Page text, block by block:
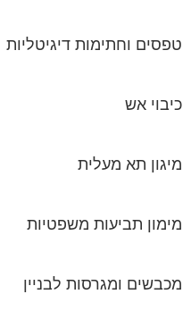
טפסים וחתימות דיגיטליות
כיבוי אש
מיגון תא מעלית
מימון תביעות משפטיות
מכבשים ומגרסות לבניין